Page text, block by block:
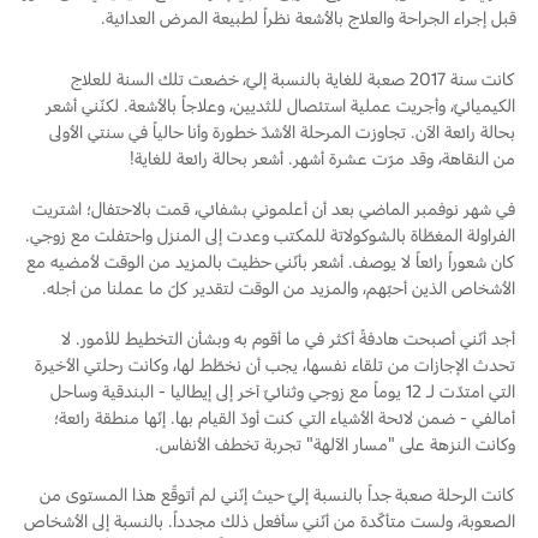
الامارات
العربية
المتحدة
اليمن
باقة الصيانة الفائقة
باقة الخدمة
باقة العناية الفائقة
دعم المزامنة
تقنية 4 SYNC
أجزاء
قطع غيار فورد الأصلية
موتوركرافت
قطع مقلدة
قبل إجراء الجراحة والعلاج بالأشعة نظراً لطبيعة المرض العدائية.
كانت سنة 2017 صعبة للغاية بالنسبة إليّ، خضعت تلك السنة للعلاج
الكيميائيّ، وأجريت عملية استئصال للثديين، وعلاجاً بالأشعة. لكنّني أشعر
بحالة رائعة الآن. تجاوزت المرحلة الأشدّ خطورة وأنا حالياً في سنتي الأولى
من النقاهة، وقد مرّت عشرة أشهر. أشعر بحالة رائعة للغاية!
في شهر نوفمبر الماضي بعد أن أعلموني بشفائي، قمت بالاحتفال؛ اشتريت
الفراولة المغطّاة بالشوكولاتة للمكتب وعدت إلى المنزل واحتفلت مع زوجي.
كان شعوراً رائعاً لا يوصف. أشعر بأنّني حظيت بالمزيد من الوقت لأمضيه مع
الأشخاص الذين أحبّهم، والمزيد من الوقت لتقدير كلّ ما عملنا من أجله.
أجد أنّني أصبحت هادفةً أكثر في ما أقوم به وبشأن التخطيط للأمور. لا
تحدث الإجازات من تلقاء نفسها، يجب أن نخطّط لها، وكانت رحلتي الأخيرة
التي امتدّت لـ 12 يوماً مع زوجي وثنائيّ آخر إلى إيطاليا - البندقية وساحل
أمالفي - ضمن لائحة الأشياء التي كنت أودّ القيام بها. إنّها منطقة رائعة؛
وكانت النزهة على "مسار الآلهة" تجربة تخطف الأنفاس.
كانت الرحلة صعبة جداً بالنسبة إليّ حيث إنّني لم أتوقّع هذا المستوى من
الصعوبة، ولست متأكّدة من أنّني سأفعل ذلك مجدداً. بالنسبة إلى الأشخاص